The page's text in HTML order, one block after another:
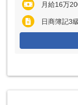
月給16万2000円～22
日商簿記3